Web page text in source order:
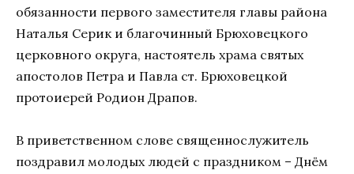
обязанности первого заместителя главы района
Наталья Серик и благочинный Брюховецкого
церковного округа, настоятель храма святых
апостолов Петра и Павла ст. Брюховецкой
протоиерей Родион Драпов.
В приветственном слове священнослужитель
поздравил молодых людей с праздником – Днём